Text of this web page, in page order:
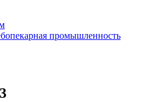
промышленность